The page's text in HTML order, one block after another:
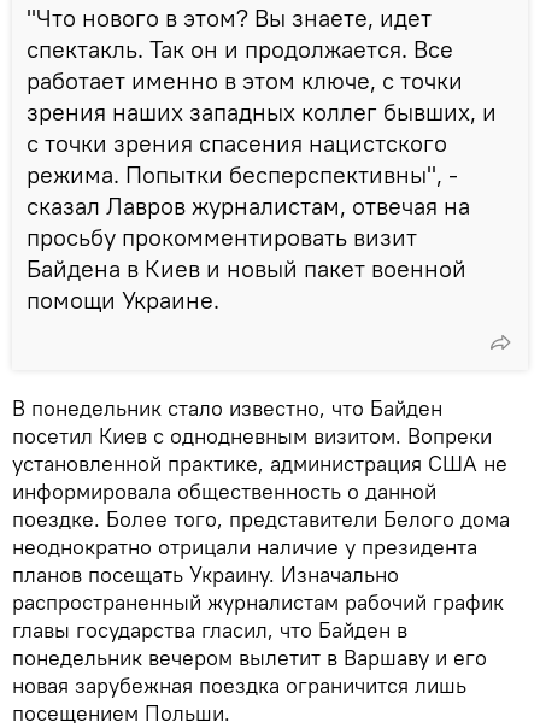
"Что нового в этом? Вы знаете, идет
спектакль. Так он и продолжается. Все
работает именно в этом ключе, с точки
зрения наших западных коллег бывших, и
с точки зрения спасения нацистского
режима. Попытки бесперспективны", -
сказал Лавров журналистам, отвечая на
просьбу прокомментировать визит
Байдена в Киев и новый пакет военной
помощи Украине.
В понедельник стало известно, что Байден
посетил Киев с однодневным визитом. Вопреки
установленной практике, администрация США не
информировала общественность о данной
поездке. Более того, представители Белого дома
неоднократно отрицали наличие у президента
планов посещать Украину. Изначально
распространенный журналистам рабочий график
главы государства гласил, что Байден в
понедельник вечером вылетит в Варшаву и его
новая зарубежная поездка ограничится лишь
посещением Польши.